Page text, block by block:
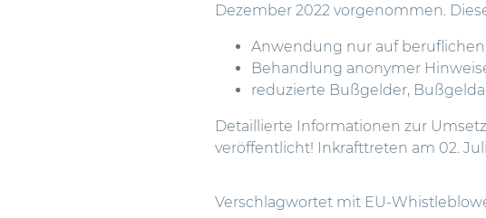
Dezember 2022 vorgenommen.
Anwendung nur auf
Behandlung anonymer
reduzierte Bußgelder,
Detaillierte Informationen zur
veröffentlicht! Inkrafttreten am 02.
Verschlagwortet mit EU-